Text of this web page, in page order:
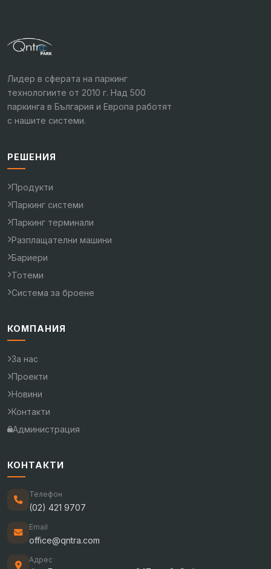
Лидер в сферата на паркинг
технологиите от 2010 г. Над 500
паркинга в България и Европа работят
с нашите системи.
РЕШЕНИЯ
Продукти
Паркинг системи
Паркинг терминали
Разплащателни машини
Бариери
Тотеми
Система за броене
КОМПАНИЯ
За нас
Проекти
Новини
Контакти
Администрация
КОНТАКТИ
Телефон
(02) 421 9707
Email
office@qntra.com
Адрес